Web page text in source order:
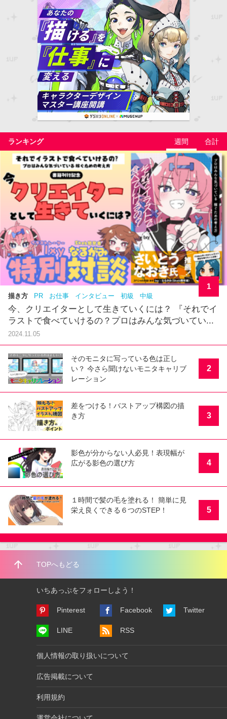
ランキング 週間 合計
描き方 PR お仕事 インタビュー 初級 中級
今、クリエイターとして生きていくには？ 『それでイ
ラストで食べていけるの？プロはみんな気づいてい...
2024.11.05
1
そのモニタに写っている色は正し
い？ 今さら聞けないモニタキャリブ
レーション
2
差をつける！バストアップ構図の描
き方
3
影色が分からない人必見！表現幅が
広がる影色の選び方
4
１時間で髪の毛を塗れる！ 簡単に見
栄え良くできる６つのSTEP！
5
arrow_upward TOPへもどる
いちあっぷをフォローしよう！
Pinterest Facebook Twitter
LINE RSS
個人情報の取り扱いについて
広告掲載について
利用規約